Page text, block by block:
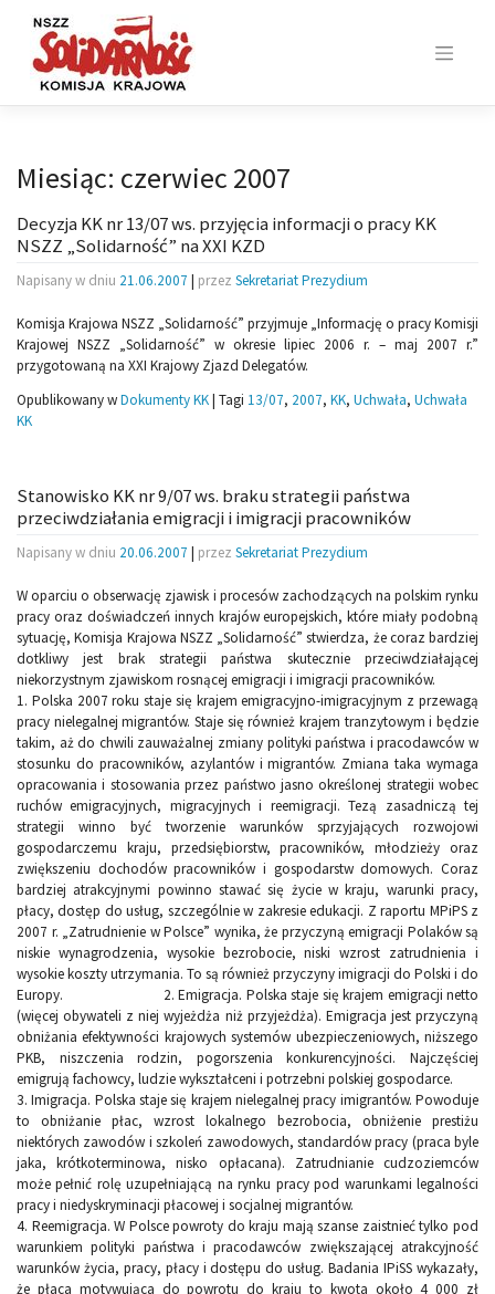
content
Miesiąc: czerwiec 2007
Decyzja KK nr 13/07 ws. przyjęcia informacji o pracy KK
NSZZ „Solidarność” na XXI KZD
Napisany w dniu 21.06.2007 | przez Sekretariat Prezydium
Komisja Krajowa NSZZ „Solidarność” przyjmuje „Informację o pracy Komisji
Krajowej NSZZ „Solidarność” w okresie lipiec 2006 r. – maj 2007 r.”
przygotowaną na XXI Krajowy Zjazd Delegatów.
Opublikowany wDokumenty KK| Tagi 13/07, 2007, KK, Uchwała, Uchwała
KK
Stanowisko KK nr 9/07 ws. braku strategii państwa
przeciwdziałania emigracji i imigracji pracowników
Napisany w dniu 20.06.2007 | przez Sekretariat Prezydium
W oparciu o obserwację zjawisk i procesów zachodzących na polskim rynku
pracy oraz doświadczeń innych krajów europejskich, które miały podobną
sytuację, Komisja Krajowa NSZZ „Solidarność” stwierdza, że coraz bardziej
dotkliwy jest brak strategii państwa skutecznie przeciwdziałającej
niekorzystnym zjawiskom rosnącej emigracji i imigracji pracowników.
1. Polska 2007 roku staje się krajem emigracyjno-imigracyjnym z przewagą
pracy nielegalnej migrantów. Staje się również krajem tranzytowym i będzie
takim, aż do chwili zauważalnej zmiany polityki państwa i pracodawców w
stosunku do pracowników, azylantów i migrantów. Zmiana taka wymaga
opracowania i stosowania przez państwo jasno określonej strategii wobec
ruchów emigracyjnych, migracyjnych i reemigracji. Tezą zasadniczą tej
strategii winno być tworzenie warunków sprzyjających rozwojowi
gospodarczemu kraju, przedsiębiorstw, pracowników, młodzieży oraz
zwiększeniu dochodów pracowników i gospodarstw domowych. Coraz
bardziej atrakcyjnymi powinno stawać się życie w kraju, warunki pracy,
płacy, dostęp do usług, szczególnie w zakresie edukacji. Z raportu MPiPS z
2007 r. „Zatrudnienie w Polsce” wynika, że przyczyną emigracji Polaków są
niskie wynagrodzenia, wysokie bezrobocie, niski wzrost zatrudnienia i
wysokie koszty utrzymania. To są również przyczyny imigracji do Polski i do
Europy. 2. Emigracja. Polska staje się krajem emigracji netto
(więcej obywateli z niej wyjeżdża niż przyjeżdża). Emigracja jest przyczyną
obniżania efektywności krajowych systemów ubezpieczeniowych, niższego
PKB, niszczenia rodzin, pogorszenia konkurencyjności. Najczęściej
emigrują fachowcy, ludzie wykształceni i potrzebni polskiej gospodarce.
3. Imigracja. Polska staje się krajem nielegalnej pracy imigrantów. Powoduje
to obniżanie płac, wzrost lokalnego bezrobocia, obniżenie prestiżu
niektórych zawodów i szkoleń zawodowych, standardów pracy (praca byle
jaka, krótkoterminowa, nisko opłacana). Zatrudnianie cudzoziemców
może pełnić rolę uzupełniającą na rynku pracy pod warunkami legalności
pracy i niedyskryminacji płacowej i socjalnej migrantów.
4. Reemigracja. W Polsce powroty do kraju mają szanse zaistnieć tylko pod
warunkiem polityki państwa i pracodawców zwiększającej atrakcyjność
warunków życia, pracy, płacy i dostępu do usług. Badania IPiSS wykazały,
że płaca motywująca do powrotu do kraju to kwota około 4 000 zł